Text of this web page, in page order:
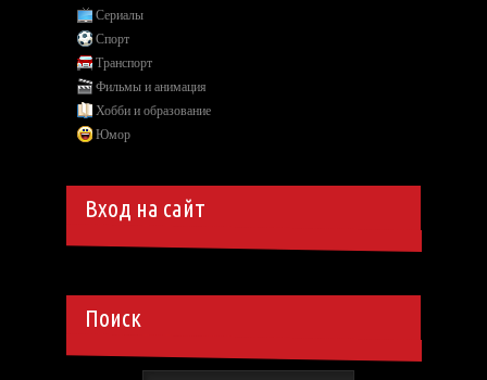
Сериалы
Спорт
Транспорт
Фильмы и анимация
Хобби и образование
Юмор
Вход на сайт
Поиск